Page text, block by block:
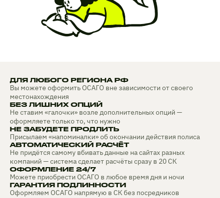
ДЛЯ ЛЮБОГО РЕГИОНА РФ
Вы можете оформить ОСАГО вне зависимости от своего
местонахождения
БЕЗ ЛИШНИХ ОПЦИЙ
Не ставим «галочки» возле дополнительных опций —
оформляете только то, что нужно
НЕ ЗАБУДЕТЕ ПРОДЛИТЬ
Присылаем «напоминалки» об окончании действия полиса
АВТОМАТИЧЕСКИЙ РАСЧЁТ
Не придётся самому вбивать данные на сайтах разных
компаний — система сделает расчёты сразу в 20 СК
ОФОРМЛЕНИЕ 24/7
Можете приобрести ОСАГО в любое время дня и ночи
ГАРАНТИЯ ПОДЛИННОСТИ
Оформляем ОСАГО напрямую в СК без посредников